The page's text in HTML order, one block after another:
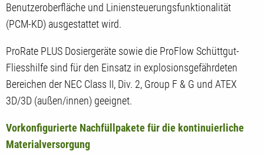
Benutzeroberfläche und Liniensteuerungsfunktionalität
(PCM-KD) ausgestattet wird.
ProRate PLUS Dosiergeräte sowie die ProFlow Schüttgut-
Fliesshilfe sind für den Einsatz in explosionsgefährdeten
Bereichen der NEC Class II, Div. 2, Group F & G und ATEX
3D/3D (außen/innen) geeignet.
Vorkonfigurierte Nachfüllpakete für die kontinuierliche
Materialversorgung